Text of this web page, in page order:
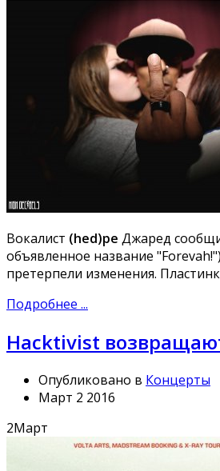
Вокалист (hed)pe Джаред
объявленное название
претерпели изменения.
Подробнее ...
Hacktivist
Опубликовано в Концерты
Март 2 2016
2Март